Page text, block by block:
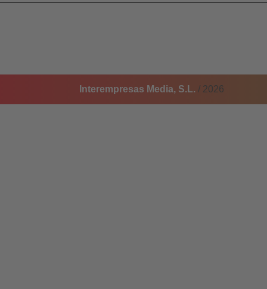
Interempresas Media, S.L. / 2026